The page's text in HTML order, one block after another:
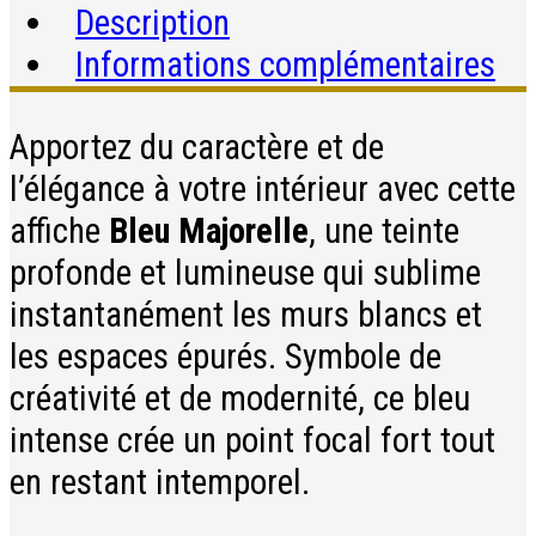
Description
Informations complémentaires
Apportez du caractère et de
l’élégance à votre intérieur avec cette
affiche Bleu Majorelle, une teinte
profonde et lumineuse qui sublime
instantanément les murs blancs et
les espaces épurés. Symbole de
créativité et de modernité, ce bleu
intense crée un point focal fort tout
en restant intemporel.